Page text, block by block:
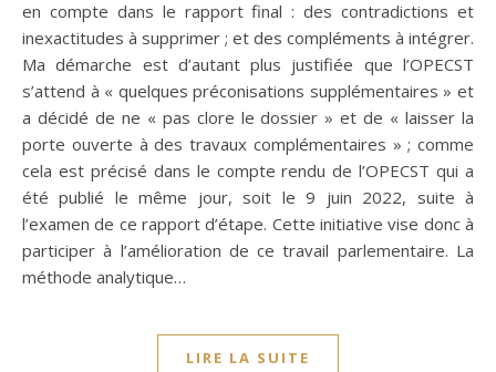
en compte dans le rapport final : des contradictions et
inexactitudes à supprimer ; et des compléments à intégrer.
Ma démarche est d’autant plus justifiée que l’OPECST
s’attend à « quelques préconisations supplémentaires » et
a décidé de ne « pas clore le dossier » et de « laisser la
porte ouverte à des travaux complémentaires » ; comme
cela est précisé dans le compte rendu de l’OPECST qui a
été publié le même jour, soit le 9 juin 2022, suite à
l’examen de ce rapport d’étape. Cette initiative vise donc à
participer à l’amélioration de ce travail parlementaire. La
méthode analytique…
LIRE LA SUITE